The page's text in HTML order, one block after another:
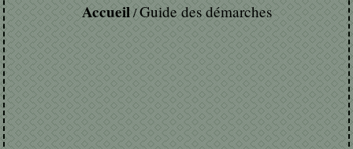
Accueil/Guide des démarches